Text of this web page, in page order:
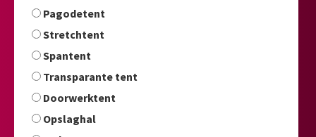
Pagodetent
Stretchtent
Spantent
Transparante tent
Doorwerktent
Opslaghal